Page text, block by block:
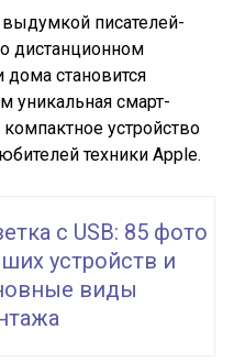
выдумкой писателей-
дистанционном
становится
уникальная смарт-
компактное устройство
техники Apple.
с USB: 85 фото
устройств и
виды